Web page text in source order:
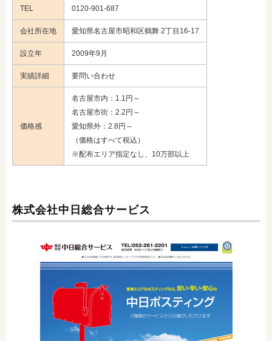
TEL 0120-901-687
会社所在地 愛知県名古屋市昭和区鶴舞 2丁目16-17
設立年 2009年9月
実績詳細 要問い合わせ
価格感
名古屋市内：1.1円～
名古屋市街：2.2円～
愛知県外：2.8円～
（価格はすべて税込）
※配布エリア指定なし、10万部以上
株式会社中日総合サービス